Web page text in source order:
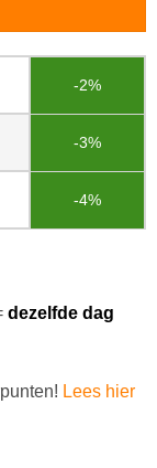
-2%
-3%
-4%
dezelfde dag
Lees hier